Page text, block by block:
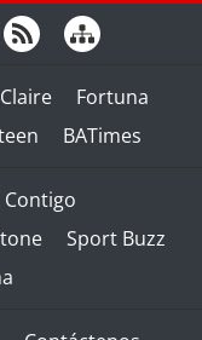
Fortuna
BATimes
Contigo
Sport Buzz